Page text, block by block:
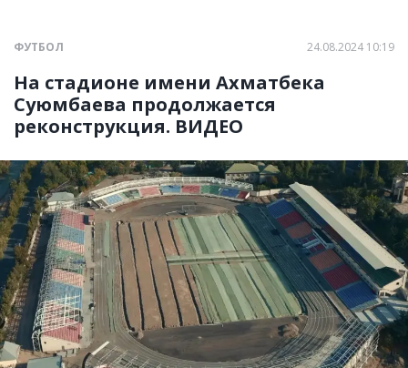
ФУТБОЛ 24.08.2024 10:19
На стадионе имени Ахматбека
Суюмбаева продолжается
реконструкция. ВИДЕО